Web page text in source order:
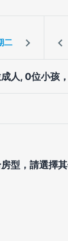
人, 0位小孩
型，請選擇其